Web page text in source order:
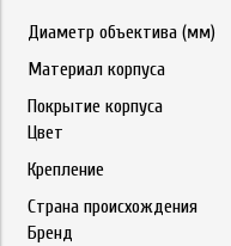
Диаметр объектива (мм)
Материал корпуса
Покрытие корпуса
Цвет
Крепление
Страна происхождения
Бренд